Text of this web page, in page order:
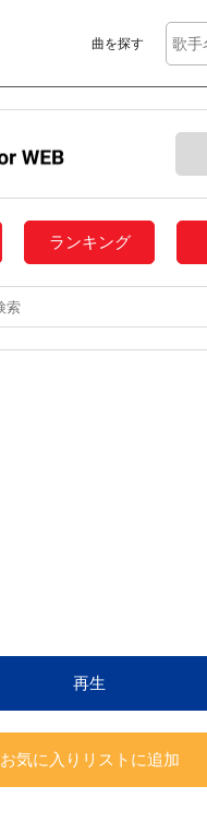
曲を探す
ランキング
再生
お気に入りリストに追加